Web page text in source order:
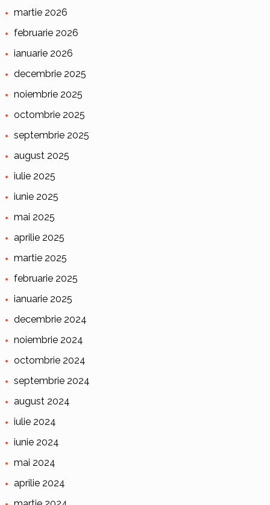
martie 2026
februarie 2026
ianuarie 2026
decembrie 2025
noiembrie 2025
octombrie 2025
septembrie 2025
august 2025
iulie 2025
iunie 2025
mai 2025
aprilie 2025
martie 2025
februarie 2025
ianuarie 2025
decembrie 2024
noiembrie 2024
octombrie 2024
septembrie 2024
august 2024
iulie 2024
iunie 2024
mai 2024
aprilie 2024